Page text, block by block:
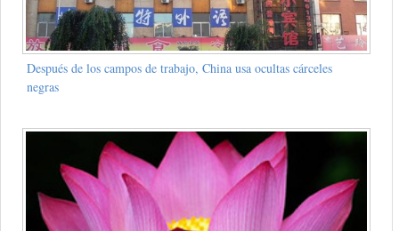
Después de los campos de trabajo, China usa ocultas cárceles
negras